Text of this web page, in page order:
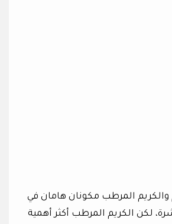
والكريم المرطب مكونان هامان في
لكن الكريم المرطب أكثر أهمية